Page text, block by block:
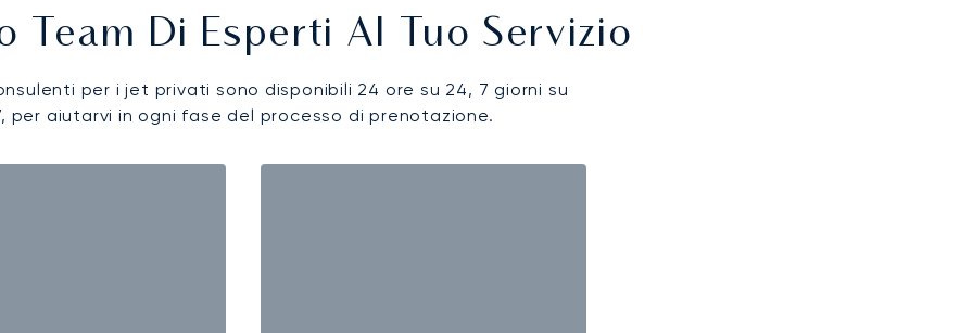
Team Di Esperti Al Tuo Servizio
per i jet privati sono disponibili 24 ore su 24, 7 giorni su
per aiutarvi in ogni fase del processo di prenotazione.